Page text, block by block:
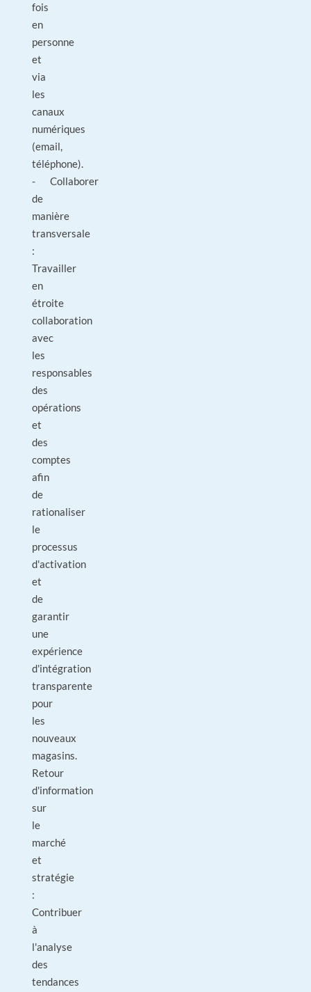
fois
en
personne
et
via
les
canaux
numériques
(email,
téléphone).
- Collaborer
de
manière
transversale
:
Travailler
en
étroite
collaboration
avec
les
responsables
des
opérations
et
des
comptes
afin
de
rationaliser
le
processus
d'activation
et
de
garantir
une
expérience
d'intégration
transparente
pour
les
nouveaux
magasins.
Retour
d'information
sur
le
marché
et
stratégie
:
Contribuer
à
l'analyse
des
tendances